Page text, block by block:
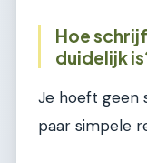
Hoe
duidelijk
Je hoeft geen
paar simpele